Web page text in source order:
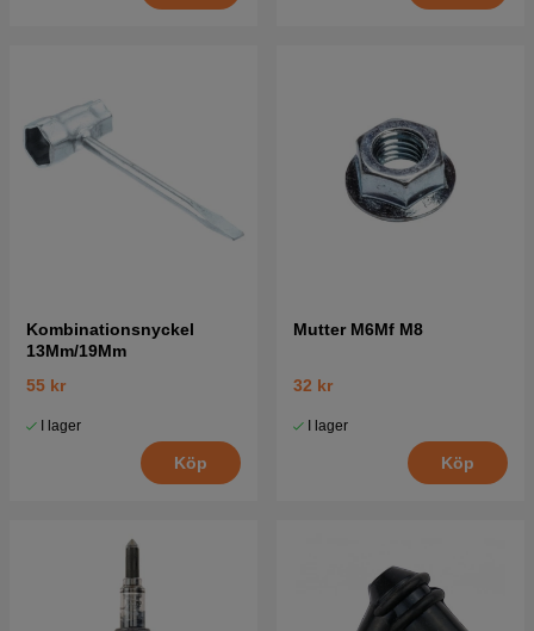
Kombinationsnyckel
13Mm/19Mm
55 kr
I lager
Köp
Mutter M6Mf M8
32 kr
I lager
Köp